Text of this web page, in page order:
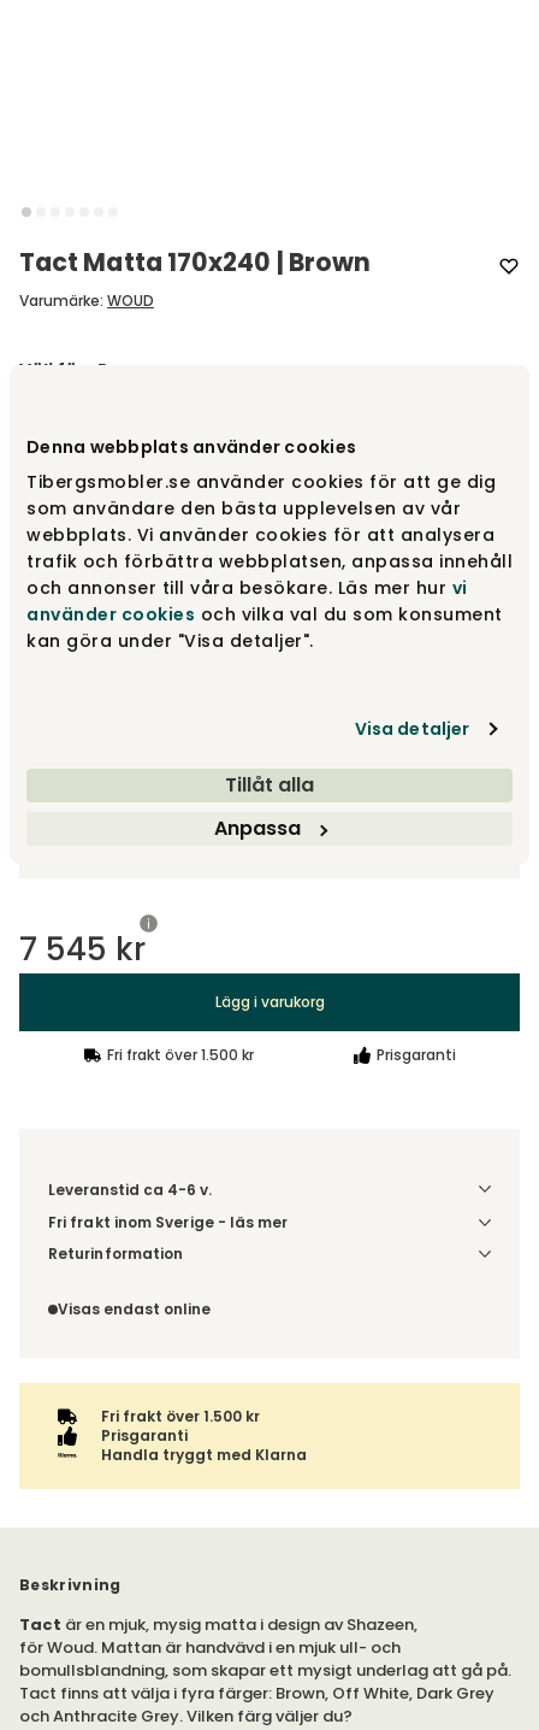
Denna webbplats använder cookies
Tibergsmobler.se använder cookies för att ge dig
som användare den bästa upplevelsen av vår
webbplats. Vi använder cookies för att analysera
trafik och förbättra webbplatsen, anpassa innehåll
och annonser till våra besökare. Läs mer hur vi
använder cookies och vilka val du som konsument
kan göra under "Visa detaljer".
Visa detaljer
Tillåt alla
Anpassa
Tact Matta 170x240 | Brown
Varumärke: WOUD
Välj färg Brown
Brown
Dark Grey 7 545 kr
Anthracite Grey
7 545 kr
Lägg i varukorg
Fri frakt över 1.500 kr Prisgaranti
Leveranstid ca 4-6 v.
Fri frakt inom Sverige - läs mer
Denna vara skickas till din port/tomtgräns. Innan leverans
Beställs varan ihop med andra produkter skickas hela
ordern tillsammans.
Returinformation
inte av ångerrätten.
Visas endast online
Fri frakt över 1.500 kr
Prisgaranti
Handla tryggt med Klarna
Beskrivning
Tact är en mjuk, mysig matta i design av Shazeen,
för Woud. Mattan är handvävd i en mjuk ull- och
bomullsblandning, som skapar ett mysigt underlag att gå på.
Tact finns att välja i fyra färger: Brown, Off White, Dark Grey
och Anthracite Grey. Vilken färg väljer du?